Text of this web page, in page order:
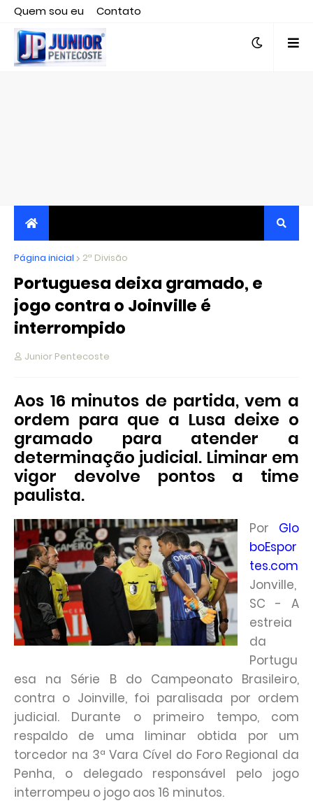
Quem sou eu
Contato
Editor responsável, jornalista Clovis Almeida.
JORNALISMO INDEPENDENTE, TRANSPARENTE E
CRÍTICO
Página inicial 2ª Divisão
Portuguesa deixa gramado, e
jogo contra o Joinville é
interrompido
Junior Pentecoste
Aos 16 minutos de partida, vem a
ordem para que a Lusa deixe o
gramado para atender a
determinação judicial. Liminar em
vigor devolve pontos a time
paulista.
Por Glo
boEspor
tes.com
Jonville,
SC - A
estreia
da
Portugu
esa na Série B do Campeonato Brasileiro,
contra o Joinville, foi paralisada por ordem
judicial. Durante o primeiro tempo, com
respaldo de uma liminar obtida por um
torcedor na 3ª Vara Cível do Foro Regional da
Penha, o delegado responsável pelo jogo
interrompeu o jogo aos 16 minutos.